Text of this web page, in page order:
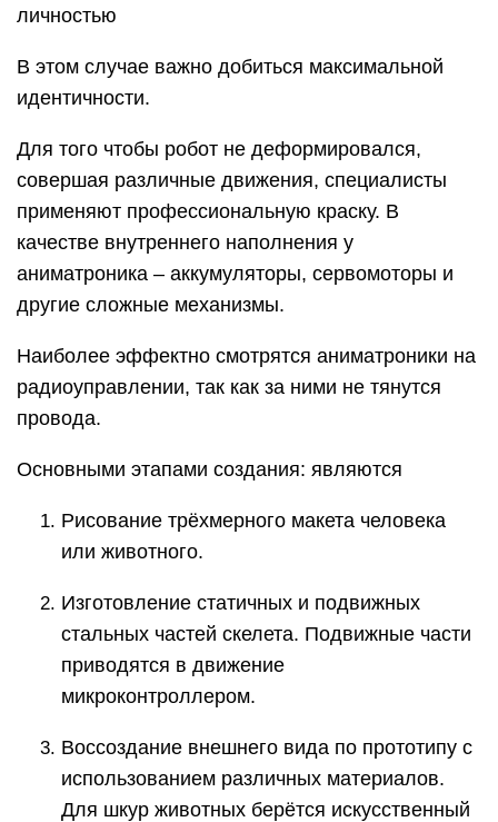
личностью
В этом случае важно добиться максимальной
идентичности.
Для того чтобы робот не деформировался,
совершая различные движения, специалисты
применяют профессиональную краску. В
качестве внутреннего наполнения у
аниматроника – аккумуляторы, сервомоторы и
другие сложные механизмы.
Наиболее эффектно смотрятся аниматроники на
радиоуправлении, так как за ними не тянутся
провода.
Основными этапами создания: являются
Рисование трёхмерного макета человека
или животного.
Изготовление статичных и подвижных
стальных частей скелета. Подвижные части
приводятся в движение
микроконтроллером.
Воссоздание внешнего вида по прототипу с
использованием различных материалов.
Для шкур животных берётся искусственный